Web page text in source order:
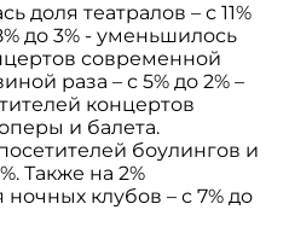
доля театралов – с 11%
до 3% - уменьшилось
современной
раза – с 5% до 2% –
концертов
и балета.
боулингов и
Также на 2%
клубов – с 7% до